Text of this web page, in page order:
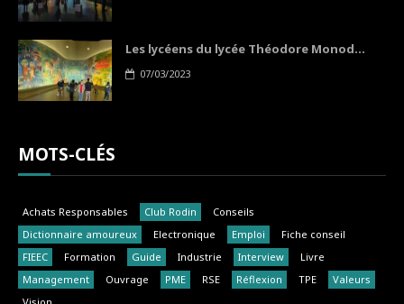
Les lycéens du lycée Théodore Monod...
07/03/2023
MOTS-CLÉS
Achats Responsables Club Rodin
Conseils
Dictionnaire amoureux
Electronique Emploi
Fiche conseil
FIEEC
Formation Guide Industrie Interview
Livre
Management
Ouvrage PME RSE Réflexion TPE
Valeurs